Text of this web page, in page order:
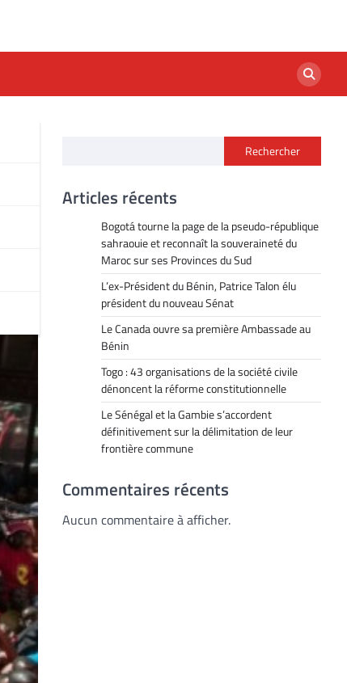
Rechercher
Articles récents
Bogotá tourne la page de la pseudo-république
sahraouie et reconnaît la souveraineté du
Maroc sur ses Provinces du Sud
L’ex-Président du Bénin, Patrice Talon élu
président du nouveau Sénat
Le Canada ouvre sa première Ambassade au
Bénin
Togo : 43 organisations de la société civile
dénoncent la réforme constitutionnelle
Le Sénégal et la Gambie s’accordent
définitivement sur la délimitation de leur
frontière commune
Commentaires récents
Aucun commentaire à afficher.